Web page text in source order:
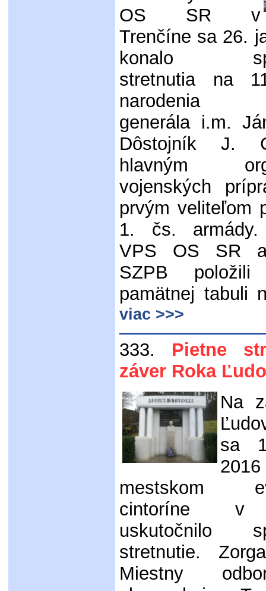
OS SR v
Trenčíne sa 26.
konalo
stretnutia na
narodenia
generála i.m.
Dôstojník J.
hlavným
vojenských
prvým veliteľom
1. čs. armády.
VPS OS SR a
SZPB
pamätnej tabuli
viac >>>
333.
Pietne
záver Roka
Na
sa
mestskom
cintoríne v
uskutočnilo
stretnutie.
Miestny